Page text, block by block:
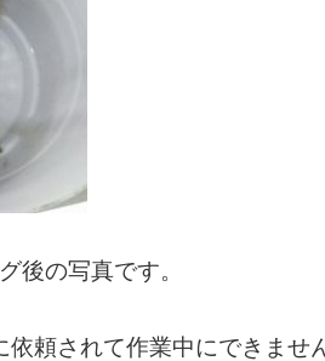
後の写真です。
依頼されて作業中にできませ